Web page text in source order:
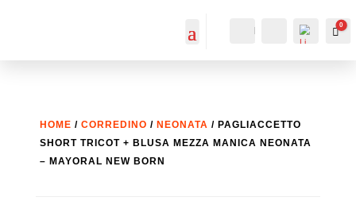
IL MIO
ACCOUNT
ACCOUNT
Cerca...
0
HOME / CORREDINO / NEONATA / PAGLIACCETTO
SHORT TRICOT + BLUSA MEZZA MANICA NEONATA
– MAYORAL NEW BORN